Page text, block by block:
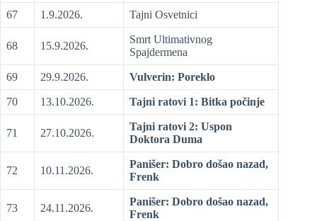
67 1.9.2026. Tajni Osvetnici
68 15.9.2026.
Smrt Ultimativnog
Spajdermena
69 29.9.2026. Vulverin: Poreklo
70 13.10.2026. Tajni ratovi 1: Bitka počinje
71 27.10.2026.
Tajni ratovi 2: Uspon
Doktora Duma
72 10.11.2026.
Panišer: Dobro došao nazad,
Frenk
73 24.11.2026.
Panišer: Dobro došao nazad,
Frenk